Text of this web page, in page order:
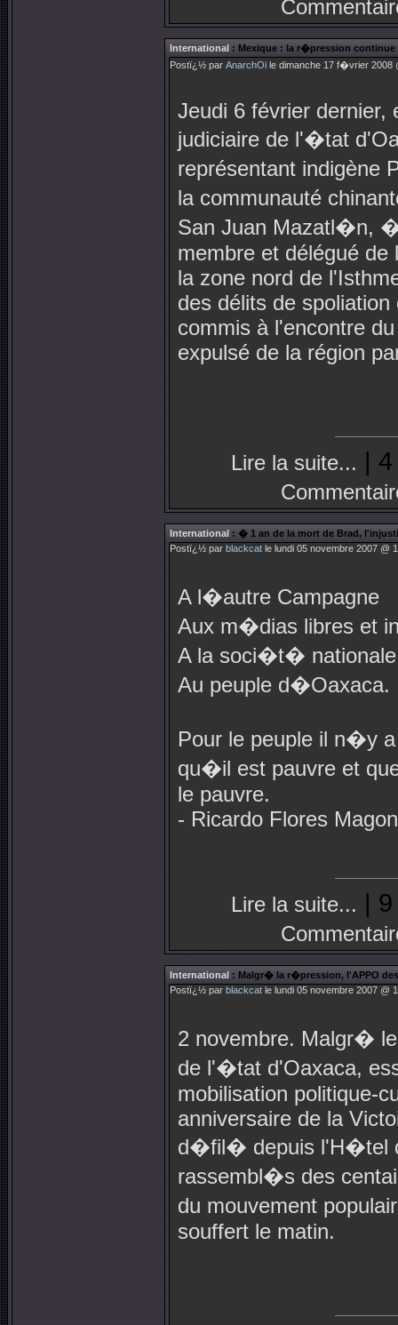
International : Mexique : la r�pression
Postï¿½ par AnarchOi le dimanche 17 f�vrier 2008
Jeudi 6 février dernier,
judiciaire de l'�tat
représentant indigène
la communauté
San Juan Mazatl�n,
membre et délégué de
la zone nord de
des délits de
commis à l'encontre
expulsé de la région
Lire la suite... |
International : � 1 an de la mort de Brad,
Postï¿½ par blackcat le lundi 05 novembre 2007 @
A l�autre Campagne
Aux m�dias libres et
A la soci�t� nationale
Au peuple d�Oaxaca.
Pour le peuple il n�y
qu�il est pauvre et
le pauvre.
- Ricardo Flores
Lire la suite... |
International : Malgr� la r�pression, l'APPO
Postï¿½ par blackcat le lundi 05 novembre 2007 @
2 novembre. Malgr�
de l'�tat d'Oaxaca,
mobilisation politique-
anniversaire de la
d�fil� depuis l'H�tel
rassembl�s des
du mouvement
souffert le matin.